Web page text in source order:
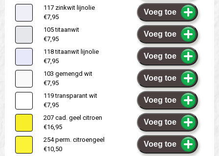
117 zinkwit lijnolie
€7,95
Voeg toe
105 titaanwit
€7,95
Voeg toe
118 titaanwit lijnolie
€7,95
Voeg toe
103 gemengd wit
€7,95
Voeg toe
119 transparant wit
€7,95
Voeg toe
207 cad. geel citroen
€16,95
Voeg toe
254 perm. citroengeel
€10,50
Voeg toe